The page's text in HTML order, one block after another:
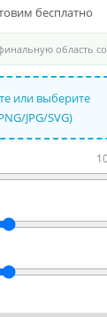
бесплатно
область
или выберите
JPG/SVG)